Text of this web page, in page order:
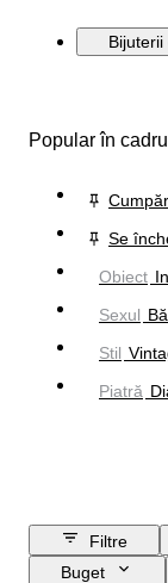
Popular în
Se
Obiect
Sexul
Stil
Piatră
Filtre
Buget